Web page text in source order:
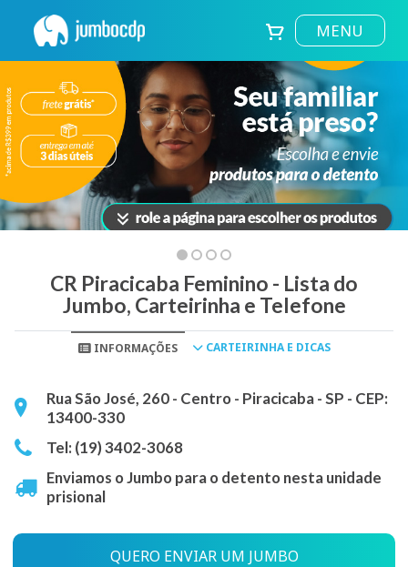
MENU
CR Piracicaba Feminino - Lista do
Jumbo, Carteirinha e Telefone
INFORMAÇÕES CARTEIRINHA E DICAS
Rua São José, 260 - Centro - Piracicaba - SP - CEP:
13400-330
Tel: (19) 3402-3068
Enviamos o Jumbo para o detento nesta unidade
prisional
QUERO ENVIAR UM JUMBO